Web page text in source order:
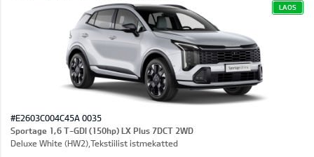
LAOS
#E2603C004C45A 0035
Sportage 1,6 T-GDI (150hp) LX Plus 7DCT 2WD
Deluxe White (HW2),Tekstiilist istmekatted